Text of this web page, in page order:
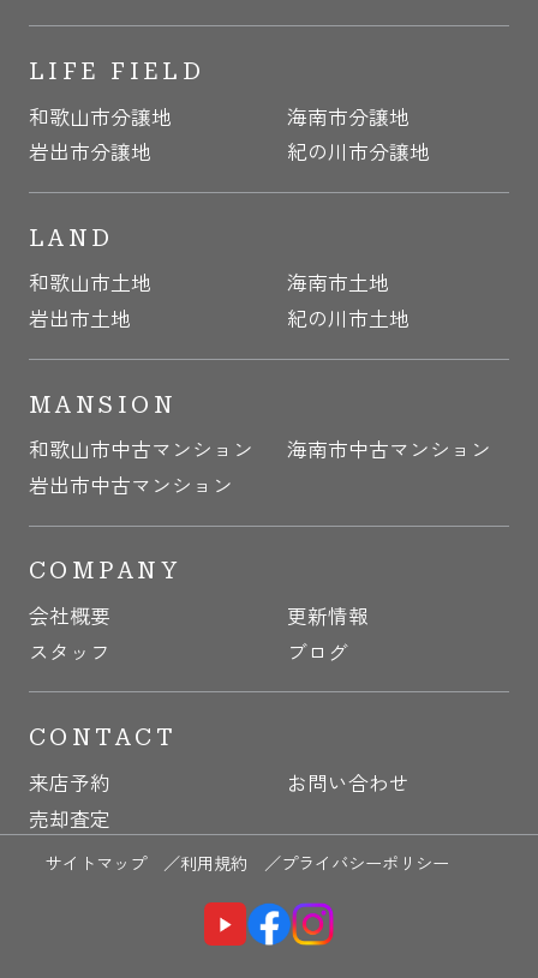
LIFE FIELD
和歌山市分譲地
海南市分譲地
岩出市分譲地
紀の川市分譲地
LAND
和歌山市土地
海南市土地
岩出市土地
紀の川市土地
MANSION
和歌山市中古マンション
海南市中古マンション
岩出市中古マンション
COMPANY
会社概要
更新情報
スタッフ
ブログ
CONTACT
来店予約
お問い合わせ
売却査定
サイトマップ ／利用規約 ／プライバシーポリシー